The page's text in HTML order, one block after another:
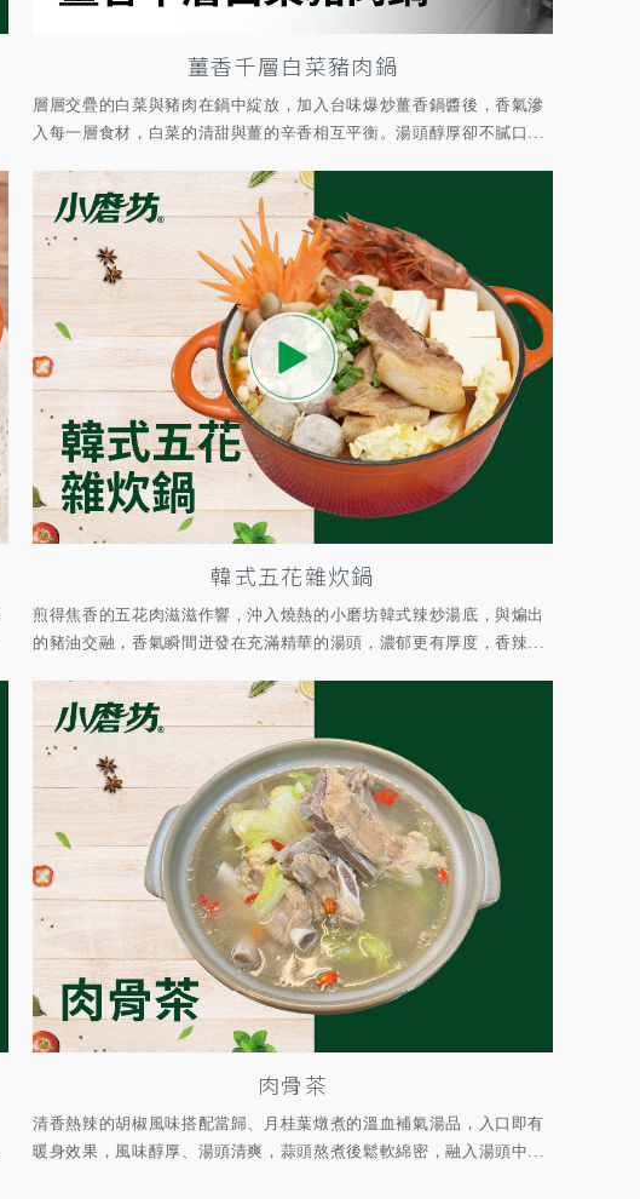
薑香千層白菜豬肉鍋
層層交疊的白菜與豬肉在鍋中綻放，加入台味爆炒薑香鍋醬後，香氣滲
入每一層食材，白菜的清甜與薑的辛香相互平衡。湯頭醇厚卻不膩口...
韓式五花雜炊鍋
煎得焦香的五花肉滋滋作響，沖入燒熱的小磨坊韓式辣炒湯底，與煸出
的豬油交融，香氣瞬間迸發在充滿精華的湯頭，濃郁更有厚度，香辣...
肉骨茶
清香熱辣的胡椒風味搭配當歸、月桂葉燉煮的溫血補氣湯品，入口即有
暖身效果，風味醇厚、湯頭清爽，蒜頭熬煮後鬆軟綿密，融入湯頭中...